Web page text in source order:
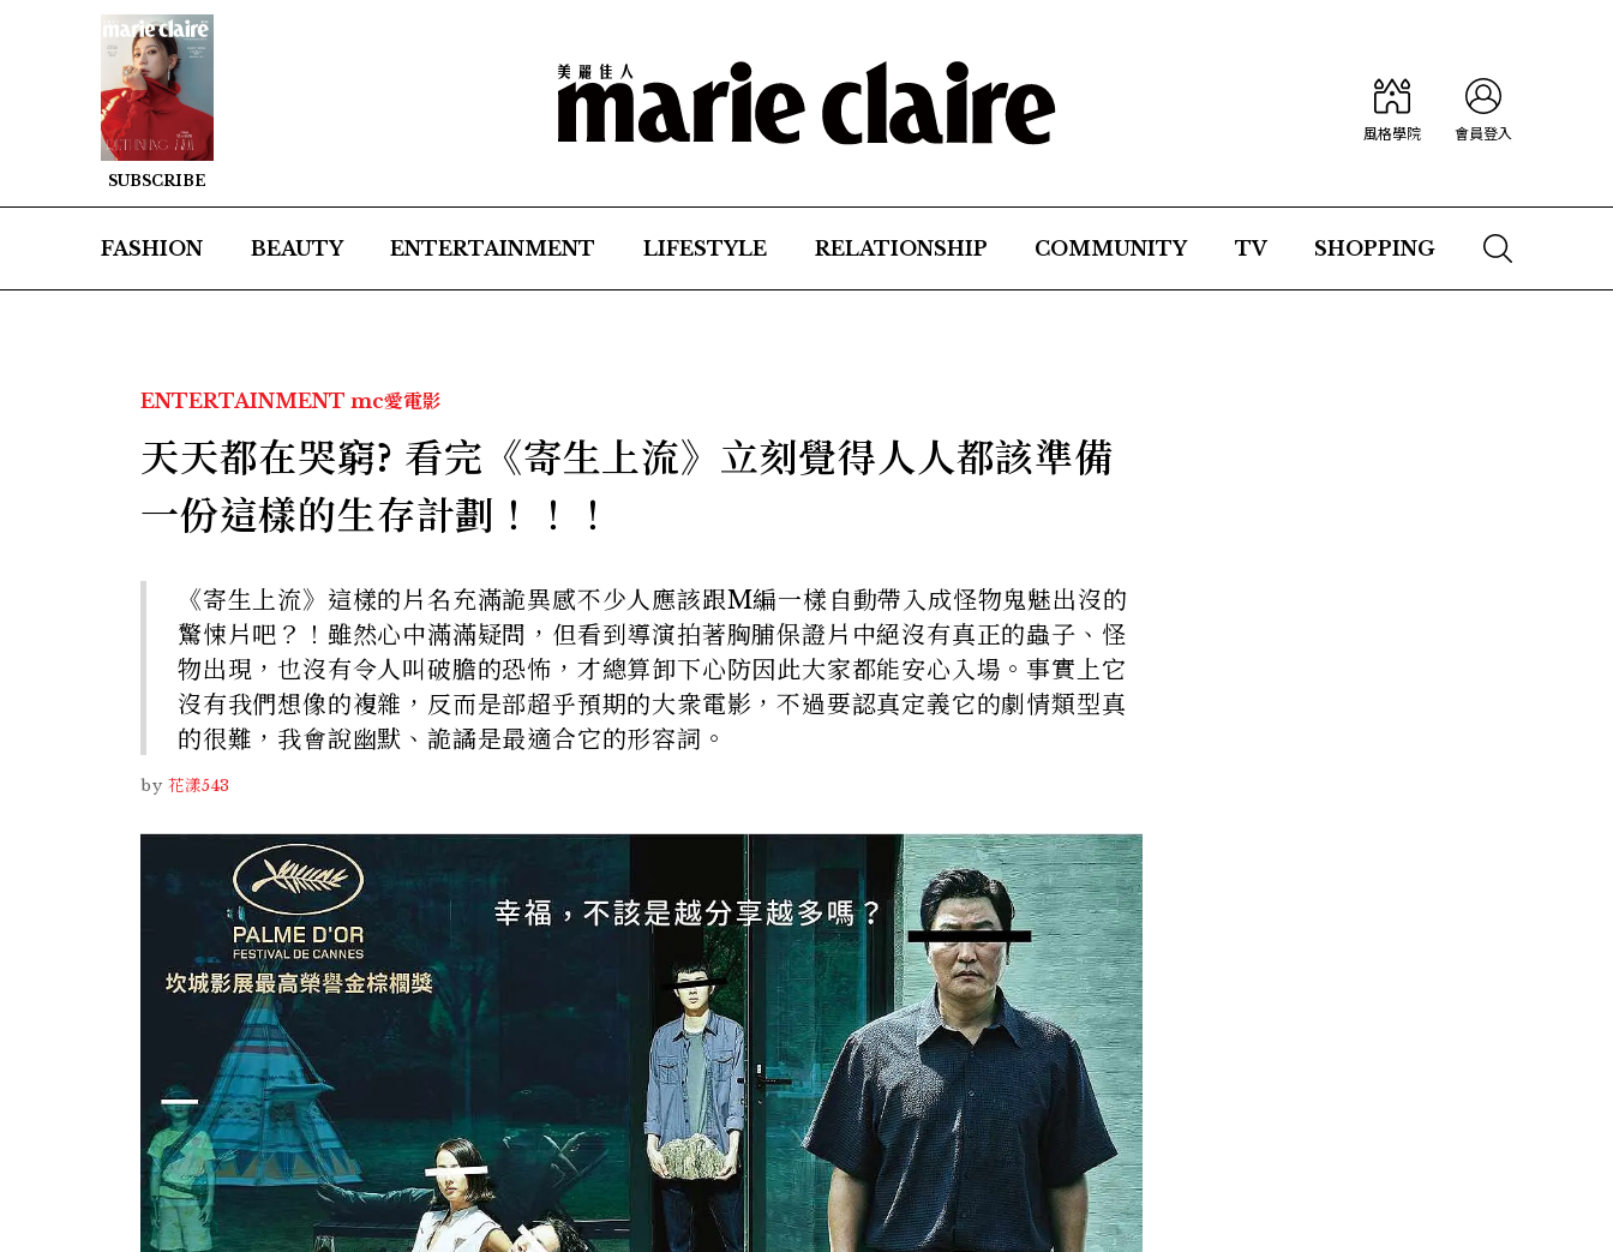
SUBSCRIBE
風格學院 會員登入
FASHION BEAUTY ENTERTAINMENT LIFESTYLE RELATIONSHIP COMMUNITY TV SHOPPING
ENTERTAINMENT mc愛電影
天天都在哭窮? 看完《寄生上流》立刻覺得人人都該準備
一份這樣的生存計劃！！！
《寄生上流》這樣的片名充滿詭異感不少人應該跟M編一樣自動帶入成怪物鬼魅出沒的
驚悚片吧？！雖然心中滿滿疑問，但看到導演拍著胸脯保證片中絕沒有真正的蟲子、怪
物出現，也沒有令人叫破膽的恐怖，才總算卸下心防因此大家都能安心入場。事實上它
沒有我們想像的複雜，反而是部超乎預期的大衆電影，不過要認真定義它的劇情類型真
的很難，我會說幽默、詭譎是最適合它的形容詞。
by 花漾543